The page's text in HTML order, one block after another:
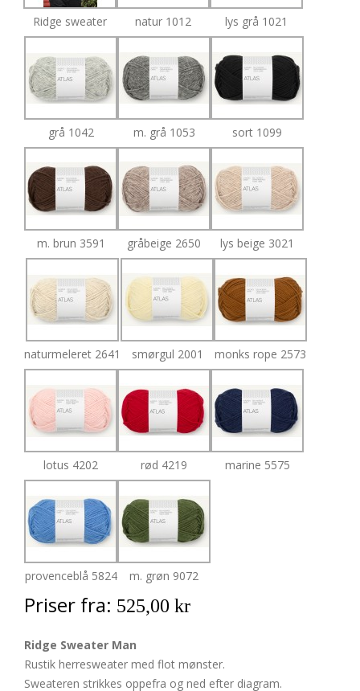
Ridge sweater natur 1012 lys grå 1021
grå 1042 m. grå 1053 sort 1099
m. brun 3591 gråbeige 2650 lys beige 3021
naturmeleret 2641 smørgul 2001 monks rope 2573
lotus 4202 rød 4219 marine 5575
provenceblå 5824 m. grøn 9072
Priser fra: 525,00 kr
Ridge Sweater Man
Rustik herresweater med flot mønster.
Sweateren strikkes oppefra og ned efter diagram.